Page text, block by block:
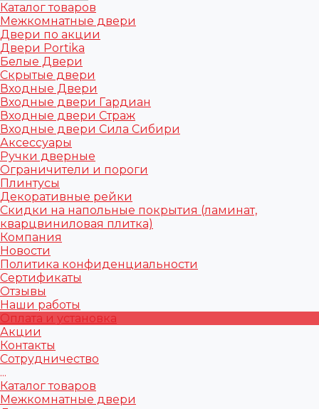
Каталог товаров
Межкомнатные двери
Двери по акции
Двери Portika
Белые Двери
Скрытые двери
Входные Двери
Входные двери Гардиан
Входные двери Страж
Входные двери Сила Сибири
Аксессуары
Ручки дверные
Ограничители и пороги
Плинтусы
Декоративные рейки
Скидки на напольные покрытия (ламинат,
кварцвиниловая плитка)
Компания
Новости
Политика конфиденциальности
Сертификаты
Отзывы
Наши работы
Оплата и установка
Акции
Контакты
Сотрудничество
...
Каталог товаров
Межкомнатные двери